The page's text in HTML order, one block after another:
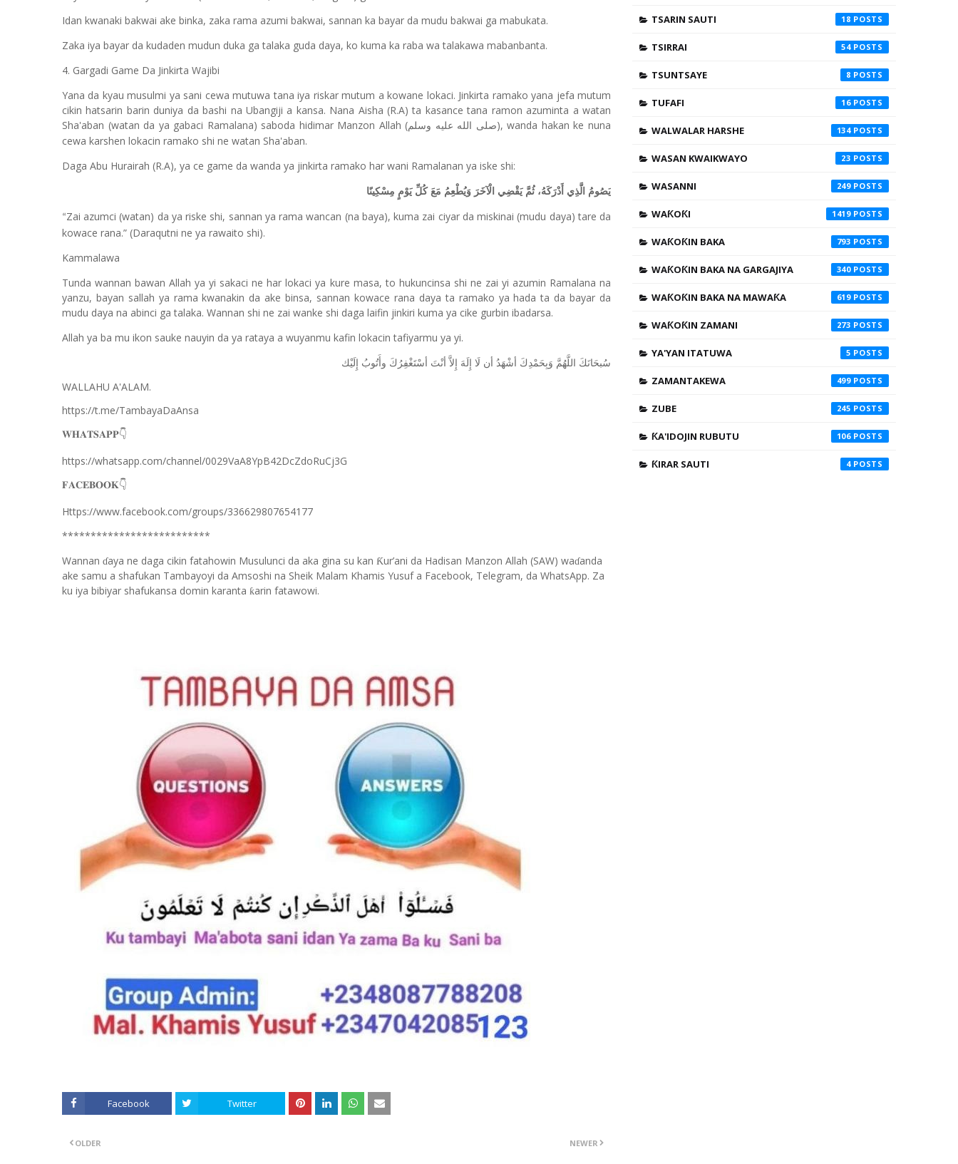
Idan kwanaki bakwai ake binka, zaka rama azumi bakwai, sannan ka bayar da mudu bakwai ga mabukata.
Zaka iya bayar da kudaden mudun duka ga talaka guda daya, ko kuma ka raba wa talakawa mabanbanta.
4. Gargadi Game Da Jinkirta Wajibi
Yana da kyau musulmi ya sani cewa mutuwa tana iya riskar mutum a kowane lokaci. Jinkirta ramako yana jefa mutum
cikin hatsarin barin duniya da bashi na Ubangiji a kansa. Nana Aisha (R.A) ta kasance tana ramon azuminta a watan
Sha'aban (watan da ya gabaci Ramalana) saboda hidimar Manzon Allah (صلى الله عليه وسلم), wanda hakan ke nuna
cewa karshen lokacin ramako shi ne watan Sha'aban.
Daga Abu Hurairah (R.A), ya ce game da wanda ya jinkirta ramako har wani Ramalanan ya iske shi:
يَصُومُ الَّذِي أَدْرَكَهُ، ثُمَّ يَقْضِي الْآخَرَ وَيُطْعِمُ مَعَ كُلِّ يَوْمٍ مِسْكِينًا
“Zai azumci (watan) da ya riske shi, sannan ya rama wancan (na baya), kuma zai ciyar da miskinai (mudu daya) tare da
kowace rana.” (Daraqutni ne ya rawaito shi).
Kammalawa
Tunda wannan bawan Allah ya yi sakaci ne har lokaci ya kure masa, to hukuncinsa shi ne zai yi azumin Ramalana na
yanzu, bayan sallah ya rama kwanakin da ake binsa, sannan kowace rana daya ta ramako ya hada ta da bayar da
mudu daya na abinci ga talaka. Wannan shi ne zai wanke shi daga laifin jinkiri kuma ya cike gurbin ibadarsa.
Allah ya ba mu ikon sauke nauyin da ya rataya a wuyanmu kafin lokacin tafiyarmu ya yi.
ﺳُﺒﺤَﺎﻧَﻚَ ﺍﻟﻠَّﻬُﻢَّ ﻭَﺑِﺤَﻤْﺪِﻙَ ﺃﺷْﻬَﺪُ ﺃﻥ ﻟَﺎ ﺇِﻟَﻪَ ﺇِﻻَّ ﺃﻧْﺖَ ﺃﺳْﺘَﻐْﻔِﺮُﻙَ ﻭﺃَﺗُﻮﺏُ ﺇِﻟَﻴْﻚ
WALLAHU A'ALAM.
https://t.me/TambayaDaAnsa
𝐖𝐇𝐀𝐓𝐒𝐀𝐏𝐏👇
https://whatsapp.com/channel/0029VaA8YpB42DcZdoRuCj3G
𝐅𝐀𝐂𝐄𝐁𝐎𝐎𝐊👇
Https://www.facebook.com/groups/336629807654177
**************************
Wannan ɗaya ne daga cikin fatahowin Musulunci da aka gina su kan Ƙur’ani da Hadisan Manzon Allah (SAW) waɗanda
ake samu a shafukan Tambayoyi da Amsoshi na Sheik Malam Khamis Yusuf a Facebook, Telegram, da WhatsApp. Za
ku iya bibiyar shafukansa domin karanta ƙarin fatawowi.
Facebook Twitter
NEWER
OLDER
TSARIN SAUTI 18
TSIRRAI 54
TSUNTSAYE 8
TUFAFI 16
WALWALAR HARSHE 134
WASAN KWAIKWAYO 23
WASANNI 249
WAƘOƘI 1419
WAƘOƘIN BAKA 793
WAƘOƘIN BAKA NA GARGAJIYA 340
WAƘOƘIN BAKA NA MAWAƘA 619
WAƘOƘIN ZAMANI 273
YA'YAN ITATUWA 5
ZAMANTAKEWA 499
ZUBE 245
ƘA'IDOJIN RUBUTU 106
ƘIRAR SAUTI 4